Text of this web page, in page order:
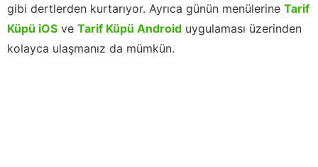
gibi dertlerden kurtarıyor. Ayrıca günün menülerine Tarif
Küpü iOS ve Tarif Küpü Android uygulaması üzerinden
kolayca ulaşmanız da mümkün.